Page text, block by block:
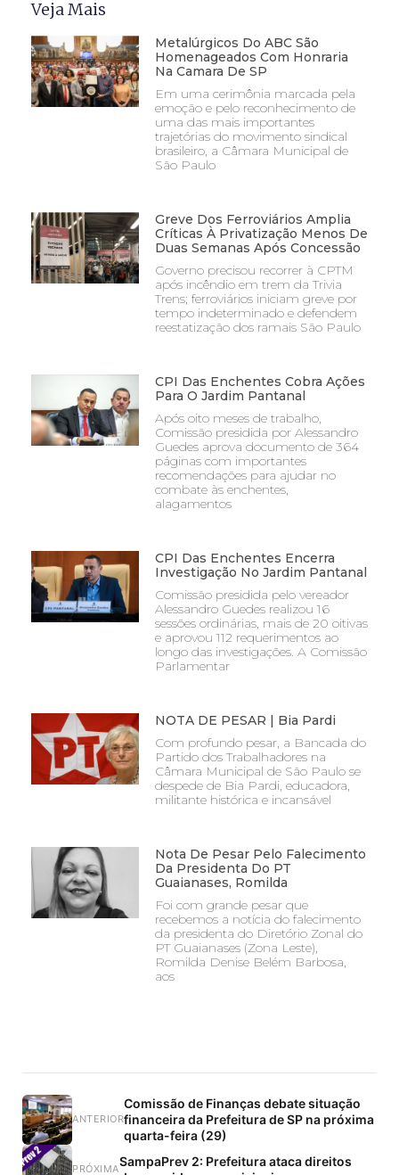
Veja Mais
Metalúrgicos Do ABC São
Homenageados Com Honraria
Na Camara De SP
Em uma cerimônia marcada pela
emoção e pelo reconhecimento de
uma das mais importantes
trajetórias do movimento sindical
brasileiro, a Câmara Municipal de
São Paulo
Greve Dos Ferroviários Amplia
Críticas À Privatização Menos De
Duas Semanas Após Concessão
Governo precisou recorrer à CPTM
após incêndio em trem da Trivia
Trens; ferroviários iniciam greve por
tempo indeterminado e defendem
reestatização dos ramais São Paulo
CPI Das Enchentes Cobra Ações
Para O Jardim Pantanal
Após oito meses de trabalho,
Comissão presidida por Alessandro
Guedes aprova documento de 364
páginas com importantes
recomendações para ajudar no
combate às enchentes,
alagamentos
CPI Das Enchentes Encerra
Investigação No Jardim Pantanal
Comissão presidida pelo vereador
Alessandro Guedes realizou 16
sessões ordinárias, mais de 20 oitivas
e aprovou 112 requerimentos ao
longo das investigações. A Comissão
Parlamentar
NOTA DE PESAR | Bia Pardi
Com profundo pesar, a Bancada do
Partido dos Trabalhadores na
Câmara Municipal de São Paulo se
despede de Bia Pardi, educadora,
militante histórica e incansável
Nota De Pesar Pelo Falecimento
Da Presidenta Do PT
Guaianases, Romilda
Foi com grande pesar que
recebemos a notícia do falecimento
da presidenta do Diretório Zonal do
PT Guaianases (Zona Leste),
Romilda Denise Belém Barbosa,
aos
ANTERIOR
Comissão de Finanças debate situação
financeira da Prefeitura de SP na próxima
quarta-feira (29)
PRÓXIMASampaPrev 2: Prefeitura ataca direitos